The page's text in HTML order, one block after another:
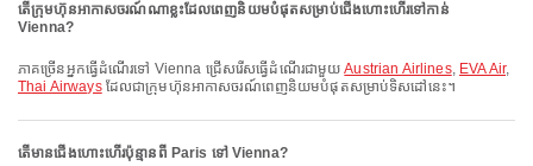
តើក្រុមហ៊ុនអាកាសចរណ៍ណាខ្លះដែលពេញនិយមបំផុតសម្រាប់ជើងហោះហើរទៅកាន់
Vienna?
ភាគច្រើនអ្នកធ្វើដំណើរទៅ Vienna ជ្រើសរើសធ្វើដំណើរជាមួយAustrian Airlines, EVA Air,
Thai Airwaysដែលជាក្រុមហ៊ុនអាកាសចរណ៍ពេញនិយមបំផុតសម្រាប់ទិសដៅនេះ។
តើមានជើងហោះហើរប៉ុន្មានពី Paris ទៅ Vienna?